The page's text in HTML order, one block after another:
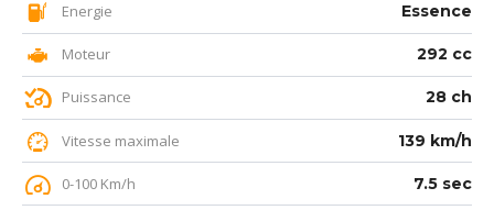
Energie Essence
Moteur 292 cc
Puissance 28 ch
Vitesse maximale 139 km/h
0-100 Km/h 7.5 sec